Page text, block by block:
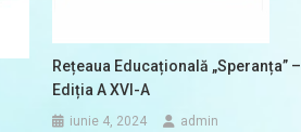
Rețeaua Educațională „Speranța” –
Ediția A XVI-A
iunie 4, 2024 admin